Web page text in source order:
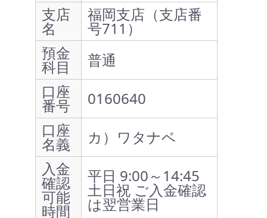
支店
名
福岡支店（支店番
号711）
預金
科目
普通
口座
番号
0160640
口座
名義
カ）ワタナベ
入金
確認
可能
時間
平日 9:00～14:45
土日祝 ご入金確認
は翌営業日